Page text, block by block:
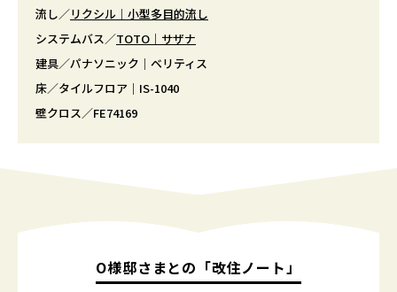
流し／リクシル｜小型多目的流し
システムバス／TOTO｜サザナ
建具／パナソニック｜ベリティス
床／タイルフロア｜IS-1040
壁クロス／FE74169
O様邸さまとの「改住ノート」